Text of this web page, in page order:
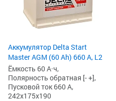
Аккумулятор Delta Start
Master AGM (60 Ah) 660 А, L2
Ёмкость 60 А·ч,
Полярность обратная [- +],
Пусковой ток 660 А,
242x175x190